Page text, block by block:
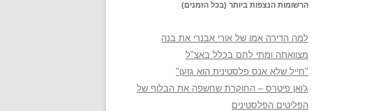
הרשומות הנצפות ביותר (בכל הזמנים)
למה הדירה אמו של אורי אבנרי את בנה
מצוואתה ומתי לחם בכלל באצ"ל
"חייל שלא אנס פלסטינית הוא גזען"
ג'ואן פיטרס – החוקרת שחשפה את הבלוף של
הפליטים הפלסטינים